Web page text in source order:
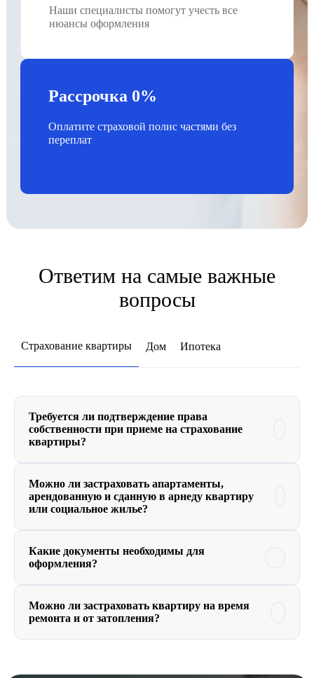
Наши специалисты помогут учесть все
нюансы оформления
Рассрочка 0%
Оплатите страховой полис частями без
переплат
Ответим на самые важные
вопросы
Страхование квартиры Дом Ипотека
Требуется ли подтверждение права
собственности при приеме на страхование
квартиры?
Можно ли застраховать апартаменты,
арендованную и сданную в арнеду квартиру
или социальное жилье?
Какие документы необходимы для
оформления?
Можно ли застраховать квартиру на время
ремонта и от затопления?